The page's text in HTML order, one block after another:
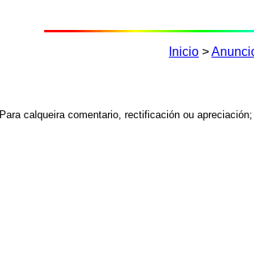
Inicio >
Para calqueira comentario, rectificación ou